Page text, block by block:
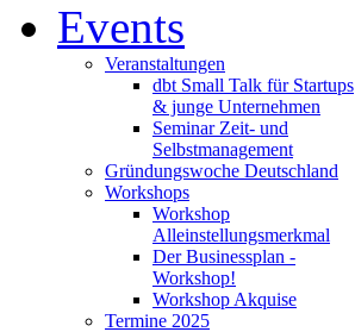
Events
Veranstaltungen
dbt Small Talk für Startups
& junge Unternehmen
Seminar Zeit- und
Selbstmanagement
Gründungswoche Deutschland
Workshops
Workshop
Alleinstellungsmerkmal
Der Businessplan -
Workshop!
Workshop Akquise
Termine 2025